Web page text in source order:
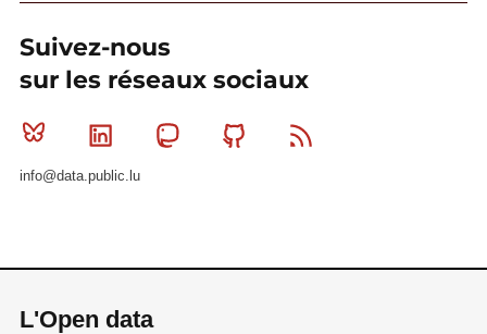
Suivez-nous
sur les réseaux sociaux
Bluesky Linkedin MastodonGithub
info@data.public.lu
L'Open data